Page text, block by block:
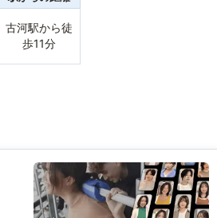
古河駅から徒
歩11分